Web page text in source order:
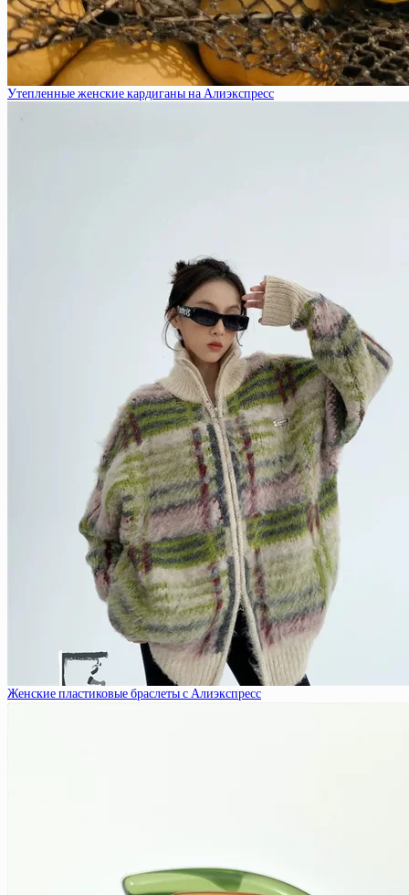
Утепленные женские кардиганы на Алиэкспресс
Женские пластиковые браслеты с Алиэкспресс